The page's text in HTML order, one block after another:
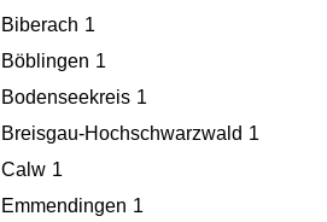
Biberach 1
Böblingen 1
Bodenseekreis 1
Breisgau-Hochschwarzwald 1
Calw 1
Emmendingen 1